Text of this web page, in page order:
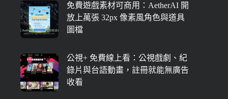
免費遊戲素材可商用：AetherAI 開
放上萬張 32px 像素風角色與道具
圖檔
公視+ 免費線上看：公視戲劇、紀
錄片與台語動畫，註冊就能無廣告
收看